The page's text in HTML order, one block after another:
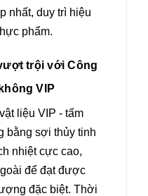
nhất, duy trì hiệu
phẩm.
trội với Công
VIP
liệu VIP - tấm
bằng sợi thủy tinh
nhiệt cực cao,
để đạt được
đặc biệt. Thời